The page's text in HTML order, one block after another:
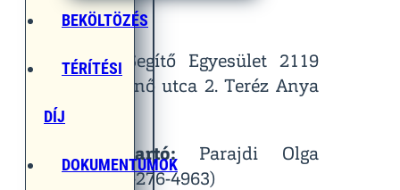
BEKÖLTÖZÉS
TÉRÍTÉSI
DÍJ
DOKUMENTUMOK
Helyszín:
Egymást Segítő Egyesület 2119
Pécel, Pihenő utca 2. Teréz Anya
Terem
Kapcsolattartó:Parajdi Olga
(Tel.: 06-30-276-4963)